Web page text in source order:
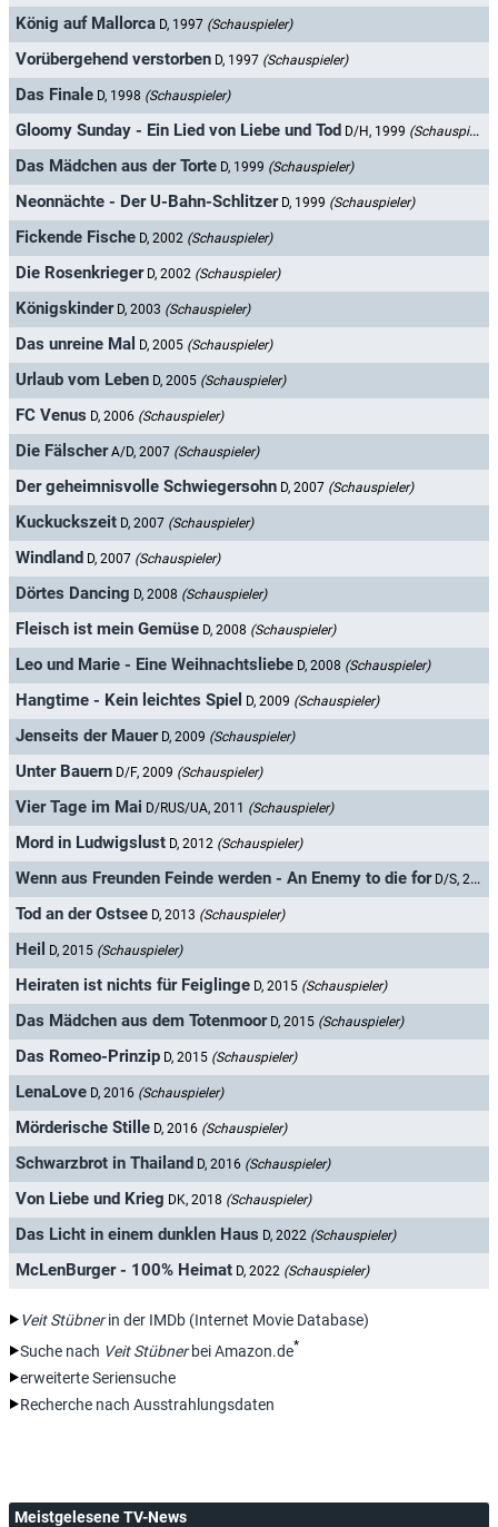
König auf Mallorca D, 1997 (Schauspieler)
Vorübergehend verstorben D, 1997 (Schauspieler)
Das Finale D, 1998 (Schauspieler)
Gloomy Sunday - Ein Lied von Liebe und Tod D/H, 1999 (Schauspieler)
Das Mädchen aus der Torte D, 1999 (Schauspieler)
Neonnächte - Der U-Bahn-Schlitzer D, 1999 (Schauspieler)
Fickende Fische D, 2002 (Schauspieler)
Die Rosenkrieger D, 2002 (Schauspieler)
Königskinder D, 2003 (Schauspieler)
Das unreine Mal D, 2005 (Schauspieler)
Urlaub vom Leben D, 2005 (Schauspieler)
FC Venus D, 2006 (Schauspieler)
Die Fälscher A/D, 2007 (Schauspieler)
Der geheimnisvolle Schwiegersohn D, 2007 (Schauspieler)
Kuckuckszeit D, 2007 (Schauspieler)
Windland D, 2007 (Schauspieler)
Dörtes Dancing D, 2008 (Schauspieler)
Fleisch ist mein Gemüse D, 2008 (Schauspieler)
Leo und Marie - Eine Weihnachtsliebe D, 2008 (Schauspieler)
Hangtime - Kein leichtes Spiel D, 2009 (Schauspieler)
Jenseits der Mauer D, 2009 (Schauspieler)
Unter Bauern D/F, 2009 (Schauspieler)
Vier Tage im Mai D/RUS/UA, 2011 (Schauspieler)
Mord in Ludwigslust D, 2012 (Schauspieler)
Wenn aus Freunden Feinde werden - An Enemy to die for D/S, 2012
Tod an der Ostsee D, 2013 (Schauspieler)
Heil D, 2015 (Schauspieler)
Heiraten ist nichts für Feiglinge D, 2015 (Schauspieler)
Das Mädchen aus dem Totenmoor D, 2015 (Schauspieler)
Das Romeo-Prinzip D, 2015 (Schauspieler)
LenaLove D, 2016 (Schauspieler)
Mörderische Stille D, 2016 (Schauspieler)
Schwarzbrot in Thailand D, 2016 (Schauspieler)
Von Liebe und Krieg DK, 2018 (Schauspieler)
Das Licht in einem dunklen Haus D, 2022 (Schauspieler)
McLenBurger - 100% Heimat D, 2022 (Schauspieler)
Veit Stübnerin der IMDb (Internet Movie Database)
Suche nach Veit Stübnerbei Amazon.de*
erweiterte Seriensuche
Recherche nach Ausstrahlungsdaten
Meistgelesene TV-News